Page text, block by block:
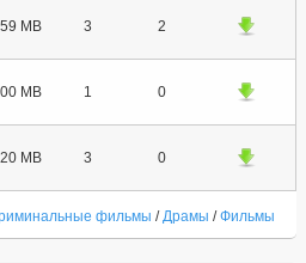
MB 3 2
MB 1 0
MB 3 0
фильмы /Драмы /Фильмы